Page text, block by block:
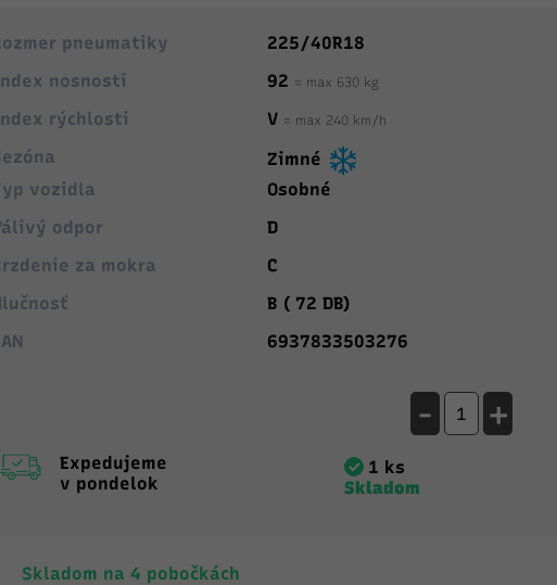
pneumatiky
225/40R18
nosnosti
92 = max 630 kg
rýchlosti V = max 240 km/h
Zimné
vozidla
Osobné
odpor
D
za mokra
C
B ( 72 DB)
6937833503276
Expedujeme
v pondelok
- +
1 ks
Skladom
Skladom na 4 pobočkách